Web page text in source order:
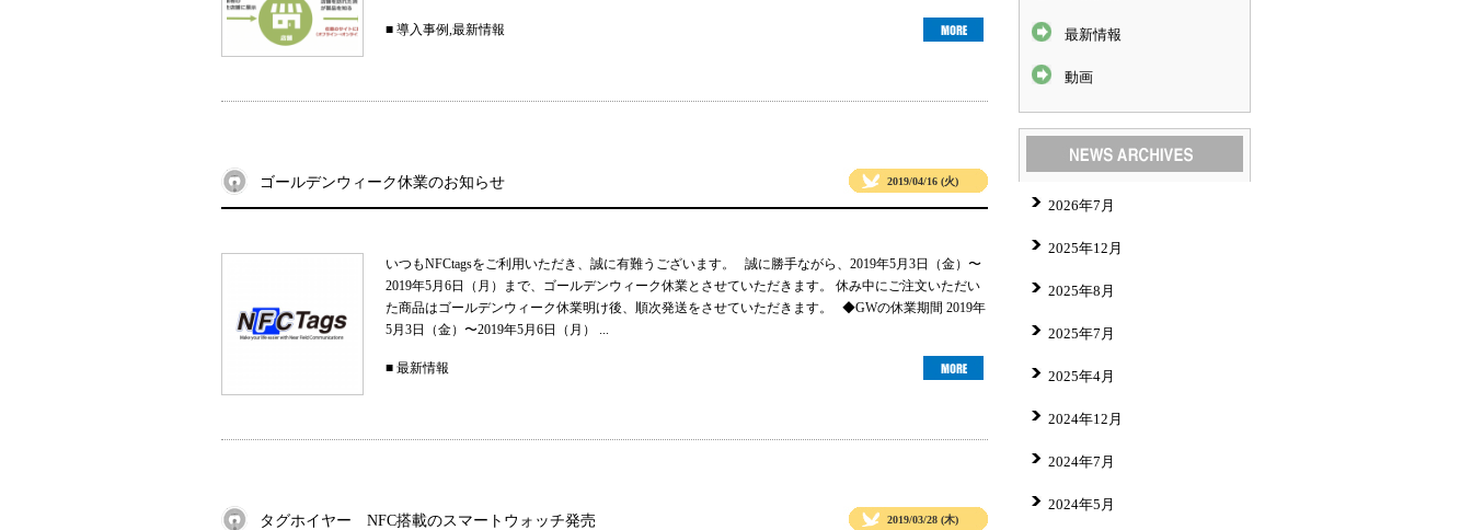
■ 導入事例,最新情報
ゴールデンウィーク休業のお知らせ 2019/04/16 (火)
いつもNFCtagsをご利用いただき、誠に有難うございます。 誠に勝手ながら、2019年5月3日（金）〜
2019年5月6日（月）まで、ゴールデンウィーク休業とさせていただきます。 休み中にご注文いただい
た商品はゴールデンウィーク休業明け後、順次発送をさせていただきます。 ◆GWの休業期間 2019年
5月3日（金）〜2019年5月6日（月） ...
■ 最新情報
タグホイヤー NFC搭載のスマートウォッチ発売 2019/03/28 (木)
最新情報
動画
2026年7月
2025年12月
2025年8月
2025年7月
2025年4月
2024年12月
2024年7月
2024年5月